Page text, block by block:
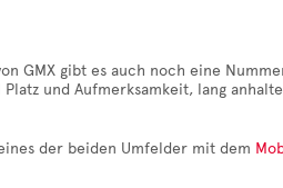
GMX gibt es auch noch eine
und Aufmerksamkeit, lang
der beiden Umfelder mit dem